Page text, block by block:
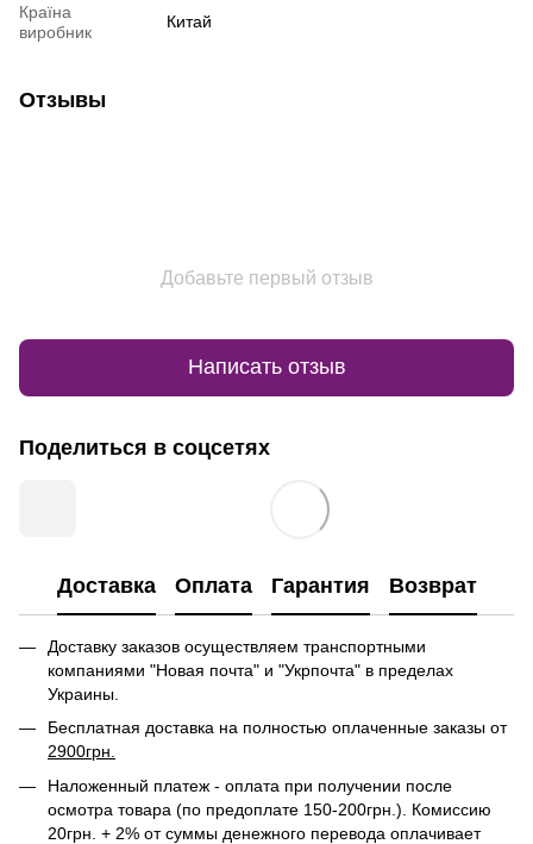
Країна
виробник
Китай
Отзывы
Добавьте первый отзыв
Написать отзыв
Поделиться в соцсетях
Доставка Оплата Гарантия Возврат
Доставку заказов осуществляем транспортными
компаниями "Новая почта" и "Укрпочта" в пределах
Украины.
Бесплатная доставка на полностью оплаченные заказы от
2900грн.
Наложенный платеж - оплата при получении после
осмотра товара (по предоплате 150-200грн.). Комиссию
20грн. + 2% от суммы денежного перевода оплачивает